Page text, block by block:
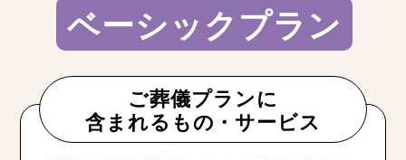
ベーシックプラン
ご葬儀プランに
含まれるもの・サービス